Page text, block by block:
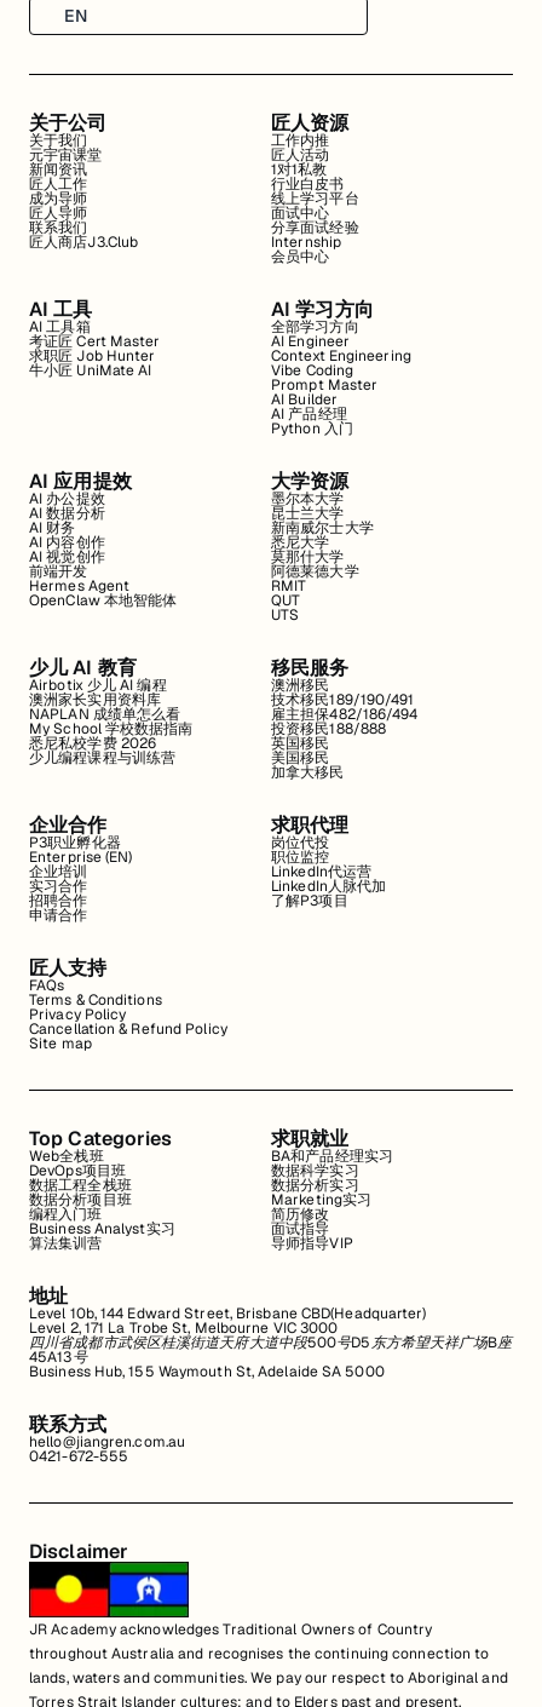
EN
关于公司
关于我们
元宇宙课堂
新闻资讯
匠人工作
成为导师
匠人导师
联系我们
匠人商店J3.Club
匠人资源
工作内推
匠人活动
1对1私教
行业白皮书
线上学习平台
面试中心
分享面试经验
Internship
会员中心
AI 工具
AI 工具箱
考证匠 Cert Master
求职匠 Job Hunter
牛小匠 UniMate AI
AI 学习方向
全部学习方向
AI Engineer
Context Engineering
Vibe Coding
Prompt Master
AI Builder
AI 产品经理
Python 入门
AI 应用提效
AI 办公提效
AI 数据分析
AI 财务
AI 内容创作
AI 视觉创作
前端开发
Hermes Agent
OpenClaw 本地智能体
大学资源
墨尔本大学
昆士兰大学
新南威尔士大学
悉尼大学
莫那什大学
阿德莱德大学
RMIT
QUT
UTS
少儿 AI 教育
Airbotix 少儿 AI 编程
澳洲家长实用资料库
NAPLAN 成绩单怎么看
My School 学校数据指南
悉尼私校学费 2026
少儿编程课程与训练营
移民服务
澳洲移民
技术移民189/190/491
雇主担保482/186/494
投资移民188/888
英国移民
美国移民
加拿大移民
企业合作
P3职业孵化器
Enterprise (EN)
企业培训
实习合作
招聘合作
申请合作
求职代理
岗位代投
职位监控
LinkedIn代运营
LinkedIn人脉代加
了解P3项目
匠人支持
FAQs
Terms & Conditions
Privacy Policy
Cancellation & Refund Policy
Site map
Top Categories
Web全栈班
DevOps项目班
数据工程全栈班
数据分析项目班
编程入门班
Business Analyst实习
算法集训营
求职就业
BA和产品经理实习
数据科学实习
数据分析实习
Marketing实习
简历修改
面试指导
导师指导VIP
地址
Level 10b, 144 Edward Street, Brisbane CBD(Headquarter)
Level 2, 171 La Trobe St, Melbourne VIC 3000
四川省成都市武侯区桂溪街道天府大道中段500号D5东方希望天祥广场B座
45A13号
Business Hub, 155 Waymouth St, Adelaide SA 5000
联系方式
hello@jiangren.com.au
0421-672-555
Disclaimer
JR Academy acknowledges Traditional Owners of Country
throughout Australia and recognises the continuing connection to
lands, waters and communities. We pay our respect to Aboriginal and
Torres Strait Islander cultures; and to Elders past and present.